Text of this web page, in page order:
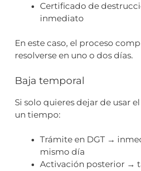
Certificado de
inmediato
En este caso, el proceso
resolverse en uno o dos días.
Baja temporal
Si solo quieres dejar de usar
un tiempo:
Trámite en DGT →
mismo día
Activación posterior →